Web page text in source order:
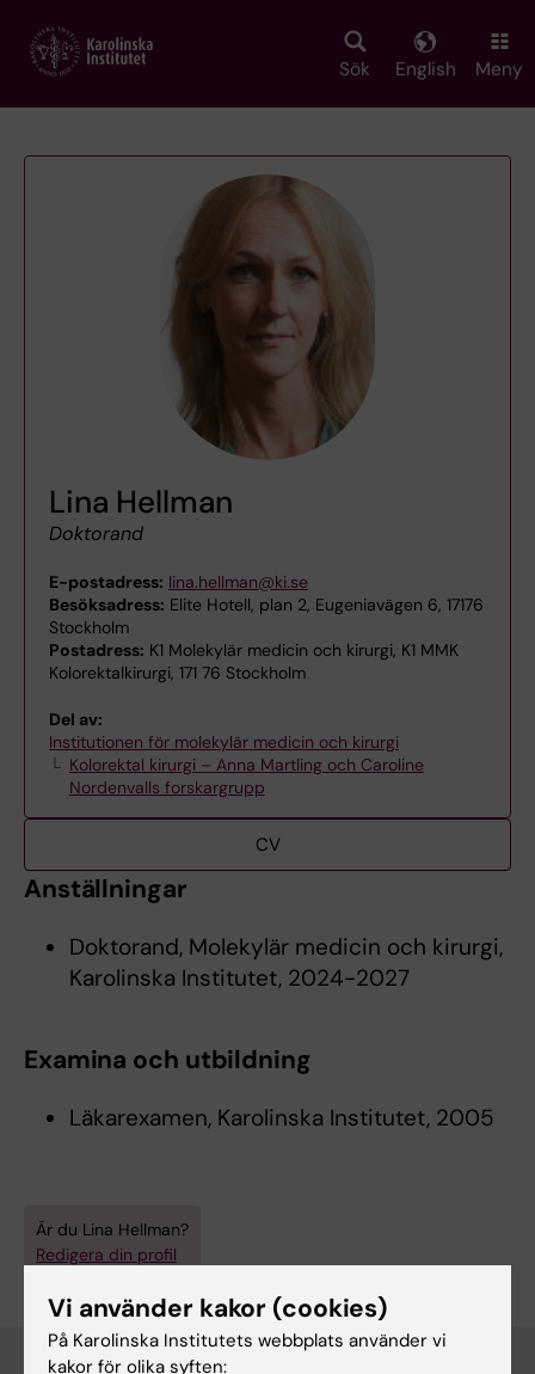
main
Sök English Meny
Lina Hellman
Doktorand
E-postadress: lina.hellman@ki.se
Besöksadress: Elite Hotell, plan 2, Eugeniavägen 6, 17176
Stockholm
Postadress: K1 Molekylär medicin och kirurgi, K1 MMK
Kolorektalkirurgi, 171 76 Stockholm
Del av:
Institutionen för molekylär medicin och kirurgi
Kolorektal kirurgi – Anna Martling och Caroline
Nordenvalls forskargrupp
CV
Anställningar
Doktorand, Molekylär medicin och kirurgi,
Karolinska Institutet, 2024-2027
Examina och utbildning
Läkarexamen, Karolinska Institutet, 2005
Är du Lina Hellman?
Redigera din profil
Vi använder kakor (cookies)
På Karolinska Institutets webbplats använder vi
kakor för olika syften: